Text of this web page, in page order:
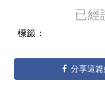
已經
標籤：
分享這篇